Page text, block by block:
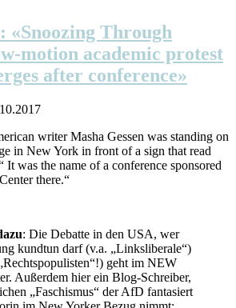
«Snoozing Through
motion academic protest
after conference»
writer Masha Gessen was standing on
in New York in front of a sign that read
It was the name of a conference sponsored
there.“
: Die Debatte in den USA, wer
kundtun darf (v.a. „Linksliberale“)
geht im NEW
Außerdem hier ein Blog-Schreiber,
„Faschismus“ der AfD fantasiert